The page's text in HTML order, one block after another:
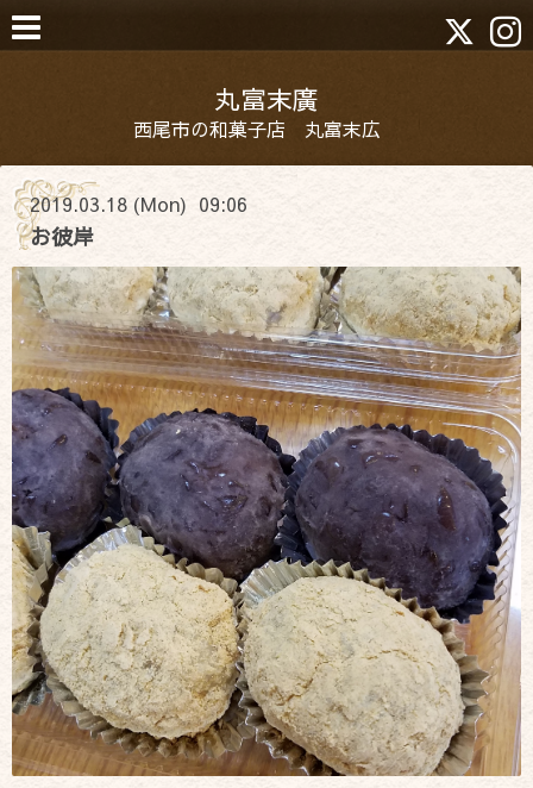
丸富末廣
西尾市の和菓子店 丸富末広
2019.03.18 (Mon) 09:06
お彼岸